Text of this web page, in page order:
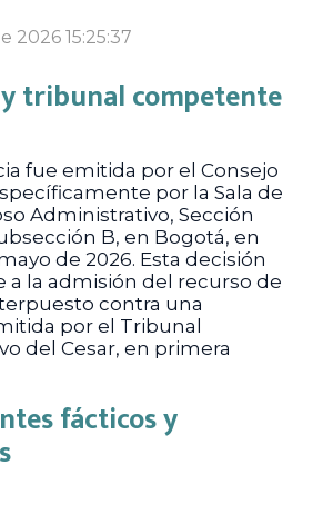
2026 15:25:37
tribunal competente
fue emitida por el Consejo
por la Sala de
Administrativo, Sección
B, en Bogotá, en
de 2026. Esta decisión
a la admisión del recurso de
contra una
por el Tribunal
del Cesar, en primera
fácticos y